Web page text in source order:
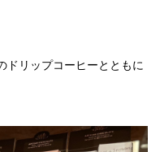
ドリップコーヒーとともに